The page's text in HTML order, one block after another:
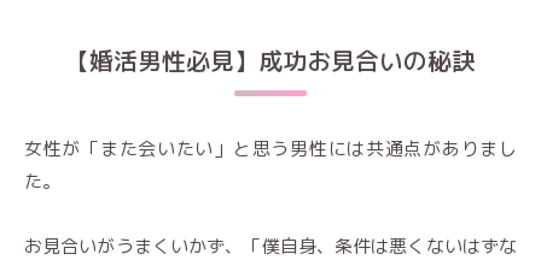
【婚活男性必見】成功お見合いの秘訣
女性が「また会いたい」と思う男性には共通点がありまし
た。
お見合いがうまくいかず、「僕自身、条件は悪くないはずな